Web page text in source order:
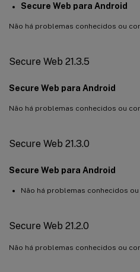
Secure Web para Android
Não há problemas conhecidos ou
Secure Web 21.3.5
Secure Web para Android
Não há problemas conhecidos ou
Secure Web 21.3.0
Secure Web para Android
Não há problemas conhecidos
Secure Web 21.2.0
Não há problemas conhecidos ou